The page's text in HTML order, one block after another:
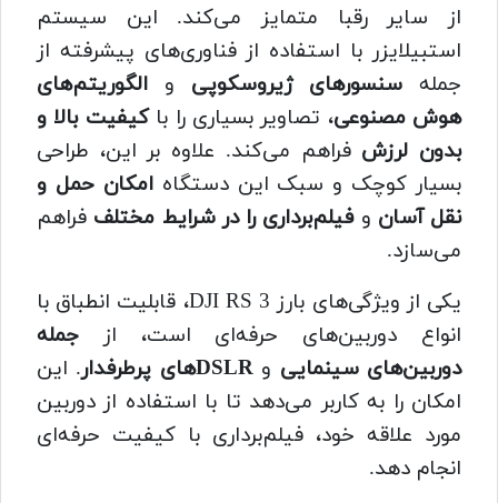
از سایر رقبا متمایز می‌کند. این سیستم
استبیلایزر با استفاده از فناوری‌های پیشرفته از
جمله سنسورهای ژیروسکوپی و الگوریتم‌های
هوش مصنوعی، تصاویر بسیاری را باکیفیت بالا و
بدون لرزش فراهم می‌کند. علاوه بر این، طراحی
بسیار کوچک و سبک این دستگاهامکان حمل و
نقل آسان وفیلم‌برداری را در شرایط مختلف فراهم
می‌سازد.
یکی از ویژگی‌های بارز DJI RS 3، قابلیت انطباق با
انواع دوربین‌های حرفه‌ای است، از جمله
دوربین‌های سینمایی وDSLRهای پرطرفدار
. این
امکان را به کاربر می‌دهد تا با استفاده از دوربین
مورد علاقه خود، فیلم‌برداری با کیفیت حرفه‌ای
انجام دهد.